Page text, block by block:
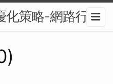
化策略-網路行銷